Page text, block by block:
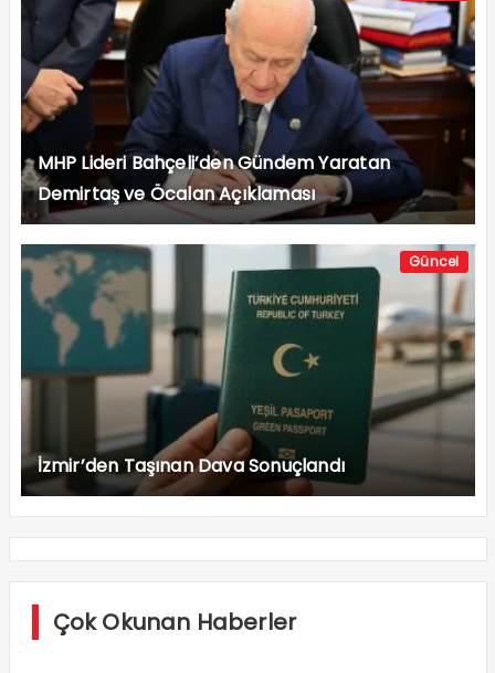
MHP Lideri Bahçeli’den Gündem Yaratan
Demirtaş ve Öcalan Açıklaması
Güncel
İzmir’den Taşınan Dava Sonuçlandı
Çok Okunan Haberler